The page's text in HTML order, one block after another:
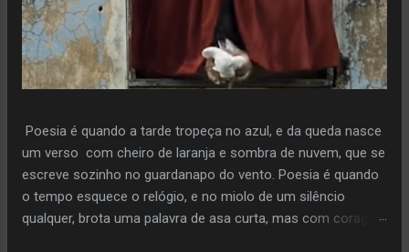
Poesia é quando a tarde tropeça no azul, e da queda nasce
um verso com cheiro de laranja e sombra de nuvem, que se
escreve sozinho no guardanapo do vento. Poesia é quando
o tempo esquece o relógio, e no miolo de um silêncio
qualquer, brota uma palavra de asa curta, mas com coragem